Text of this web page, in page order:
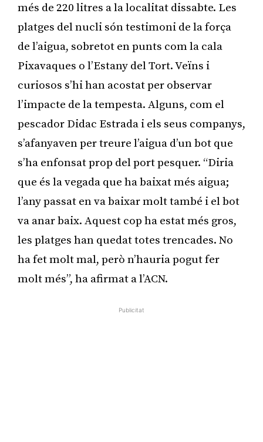
més de 220 litres a la localitat dissabte. Les
platges del nucli són testimoni de la força
de l’aigua, sobretot en punts com la cala
Pixavaques o l’Estany del Tort. Veïns i
curiosos s’hi han acostat per observar
l’impacte de la tempesta. Alguns, com el
pescador Didac Estrada i els seus companys,
s’afanyaven per treure l’aigua d’un bot que
s’ha enfonsat prop del port pesquer. “Diria
que és la vegada que ha baixat més aigua;
l’any passat en va baixar molt també i el bot
va anar baix. Aquest cop ha estat més gros,
les platges han quedat totes trencades. No
ha fet molt mal, però n’hauria pogut fer
molt més”, ha afirmat a l’ACN.
Publicitat